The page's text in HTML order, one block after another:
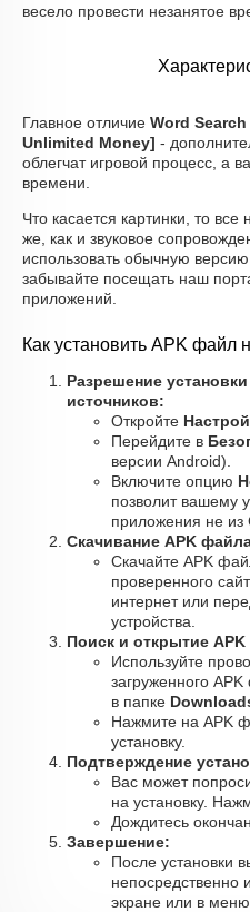
весело провести незанятое
Главное отличие Word
Unlimited Money] -
облегчат игровой процесс, а
времени.
Что касается картинки, то
же, как и звуковое
использовать обычную
забывайте посещать наш
приложений.
Как установить APK файл
Разрешение
источников:
Откройте
Перейдите в
версии Android).
Включите опцию
позволит вашему
приложения не из
Скачивание APK
Скачайте APK
проверенного
интернет или
устройства.
Поиск и открытие
Используйте
загруженного
в папке
Нажмите на APK
установку.
Подтверждение
Вас может
на установку.
Дождитесь
Завершение:
После установки
непосредственно
экране или в